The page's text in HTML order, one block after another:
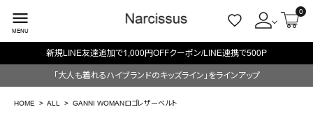
menu
MENU
0
ようこそ ゲスト 様
連携で500P 毎週火/金はオリジナル・木はブラン
「大人も着れるハイブランドのキッズライン」をラインアップ
HOME ALL GANNI WOMANロゴレザーベルト